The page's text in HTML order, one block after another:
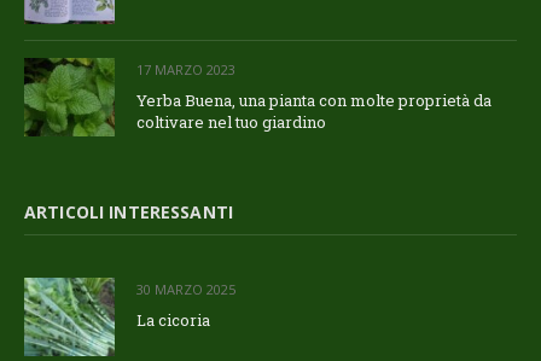
17 MARZO 2023
Yerba Buena, una pianta con molte proprietà da
coltivare nel tuo giardino
ARTICOLI INTERESSANTI
30 MARZO 2025
La cicoria